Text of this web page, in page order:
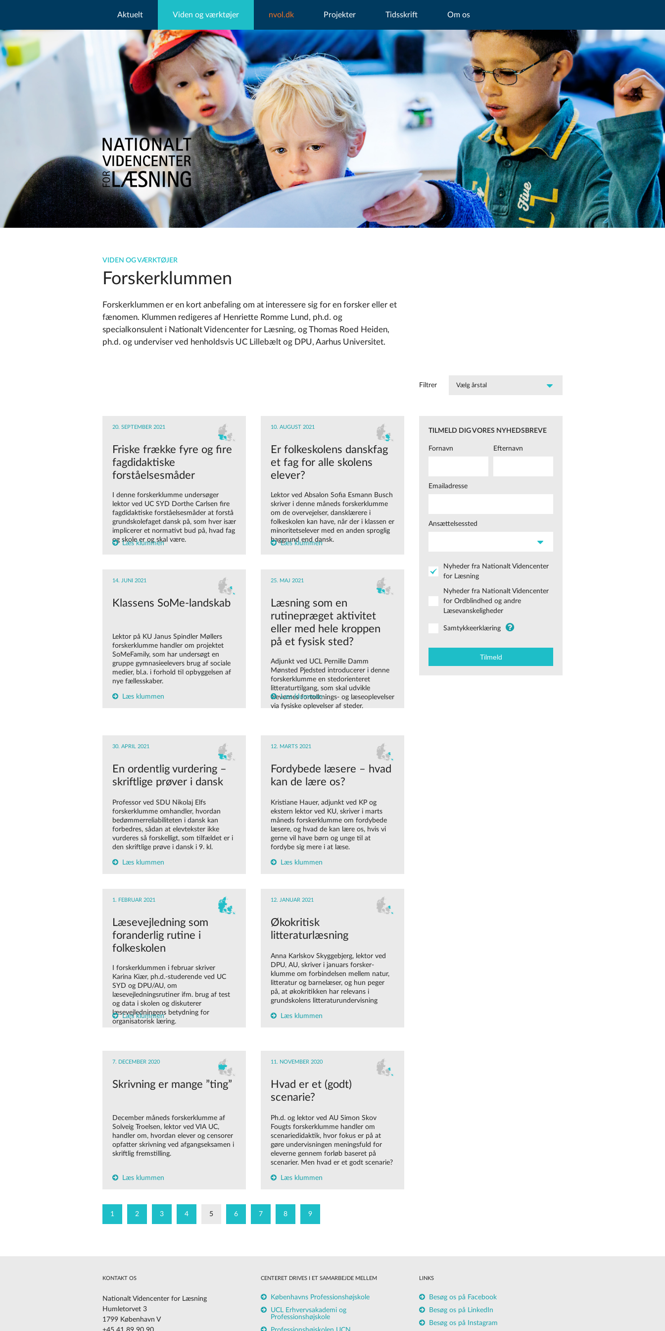
Aktuelt Viden og værktøjer nvol.dk Projekter Tidsskrift Om os
VIDEN OG VÆRKTØJER
Forskerklummen
Forskerklummen er en kort anbefaling om at interessere sig for en forsker eller et
fænomen. Klummen redigeres af Henriette Romme Lund, ph.d. og
specialkonsulent i Nationalt Videncenter for Læsning, og Thomas Roed Heiden,
ph.d. og underviser ved henholdsvis UC Lillebælt og DPU, Aarhus Universitet.
Filtrer
20. SEPTEMBER 2021
Friske frække fyre og fire
fagdidaktiske
forståelsesmåder
I denne forskerklumme undersøger
lektor ved UC SYD Dorthe Carlsen fire
fagdidaktiske forståelsesmåder at forstå
grundskolefaget dansk på, som hver især
implicerer et normativt bud på, hvad fag
og skole er og skal være.
Læs klummen
10. AUGUST 2021
Er folkeskolens danskfag
et fag for alle skolens
elever?
Lektor ved Absalon Sofia Esmann Busch
skriver i denne måneds forskerklumme
om de overvejelser, dansklærere i
folkeskolen kan have, når der i klassen er
minoritetselever med en anden sproglig
baggrund end dansk.
Læs klummen
14. JUNI 2021
Klassens SoMe-landskab
Lektor på KU Janus Spindler Møllers
forskerklumme handler om projektet
SoMeFamily, som har undersøgt en
gruppe gymnasieelevers brug af sociale
medier, bl.a. i forhold til opbyggelsen af
nye fællesskaber.
Læs klummen
25. MAJ 2021
Læsning som en
rutinepræget aktivitet
eller med hele kroppen
på et fysisk sted?
Adjunkt ved UCL Pernille Damm
Mønsted Pjedsted introducerer i denne
forskerklumme en stedorienteret
litteraturtilgang, som skal udvikle
elevernes fortolknings- og læseoplevelser
via fysiske oplevelser af steder.
Læs klummen
30. APRIL 2021
En ordentlig vurdering –
skriftlige prøver i dansk
Professor ved SDU Nikolaj Elfs
forskerklumme omhandler, hvordan
bedømmerreliabiliteten i dansk kan
forbedres, sådan at elevtekster ikke
vurderes så forskelligt, som tilfældet er i
den skriftlige prøve i dansk i 9. kl.
Læs klummen
12. MARTS 2021
Fordybede læsere – hvad
kan de lære os?
Kristiane Hauer, adjunkt ved KP og
ekstern lektor ved KU, skriver i marts
måneds forskerklumme om fordybede
læsere, og hvad de kan lære os, hvis vi
gerne vil have børn og unge til at
fordybe sig mere i at læse.
Læs klummen
1. FEBRUAR 2021
Læsevejledning som
foranderlig rutine i
folkeskolen
I forskerklummen i februar skriver
Karina Kiær, ph.d.-studerende ved UC
SYD og DPU/AU, om
læsevejledningsrutiner ifm. brug af test
og data i skolen og diskuterer
læsevejledningens betydning for
organisatorisk læring.
Læs klummen
12. JANUAR 2021
Økokritisk
litteraturlæsning
Anna Karlskov Skyggebjerg, lektor ved
DPU, AU, skriver i januars forsker-
klumme om forbindelsen mellem natur,
litteratur og barnelæser, og hun peger
på, at økokritikken har relevans i
grundskolens litteraturundervisning
Læs klummen
7. DECEMBER 2020
Skrivning er mange ”ting”
December måneds forskerklumme af
Solveig Troelsen, lektor ved VIA UC,
handler om, hvordan elever og censorer
opfatter skrivning ved afgangseksamen i
skriftlig fremstilling.
Læs klummen
11. NOVEMBER 2020
Hvad er et (godt)
scenarie?
Ph.d. og lektor ved AU Simon Skov
Fougts forskerklumme handler om
scenariedidaktik, hvor fokus er på at
gøre undervisningen meningsfuld for
eleverne gennem forløb baseret på
scenarier. Men hvad er et godt scenarie?
Læs klummen
1 2 3 4 5 6 7 8 9
TILMELD DIG VORES NYHEDSBREVE
Fornavn Efternavn
Emailadresse
Ansættelsessted
Nyheder fra Nationalt Videncenter
for Læsning
Nyheder fra Nationalt Videncenter
for Ordblindhed og andre
Læsevanskeligheder
Samtykkeerklæring
KONTAKT OS
Nationalt Videncenter for Læsning
Humletorvet 3
1799 København V
CENTERET DRIVES I ET SAMARBEJDE MELLEM
Københavns Professionshøjskole
UCL Erhvervsakademi og
Professionshøjskole
LINKS
Besøg os på Facebook
Besøg os på LinkedIn
Besøg os på Instagram